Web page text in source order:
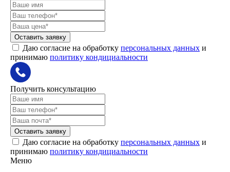
Оставить заявку
Даю согласие на обработку персональных данных и
принимаю политику кондициальности
Получить консультацию
Оставить заявку
Даю согласие на обработку персональных данных и
принимаю политику кондициальности
Меню